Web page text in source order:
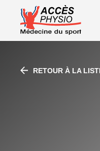
RETOUR À LA